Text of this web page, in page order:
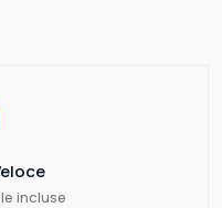
incluse